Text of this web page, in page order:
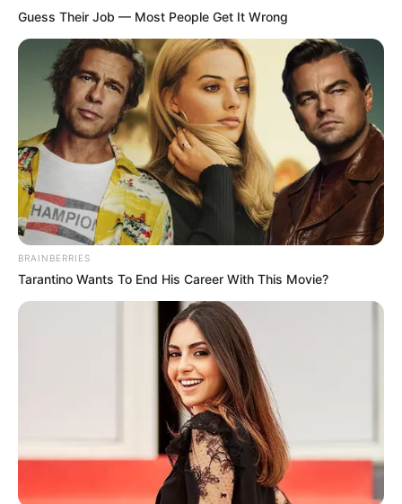
Guess Their Job — Most People Get It Wrong
BRAINBERRIES
Tarantino Wants To End His Career With This Movie?